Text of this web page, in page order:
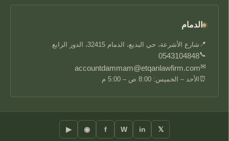
الدمام
📍 شارع الأشرعة، حي البديع، الدمام 32415، الدور الرابع
📞
0543104848
✉
accountdammam@etqanlawfirm.com
⏰ الأحد – الخميس: 8:00 ص – 5:00 م
𝕏
in
W
f
◉
▶